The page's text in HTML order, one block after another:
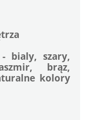
bialy, szary,
brąz,
kolory